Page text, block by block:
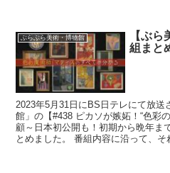
ぶらぶら美術・博物館
【ぶ
組まと
2023年5月31日にBS日テレにて放送
館」の【#438 ピカソが嫉妬！“色彩
顧～日本初公開も！初期から晩年ま
とめました。 番組内容に沿って、そ